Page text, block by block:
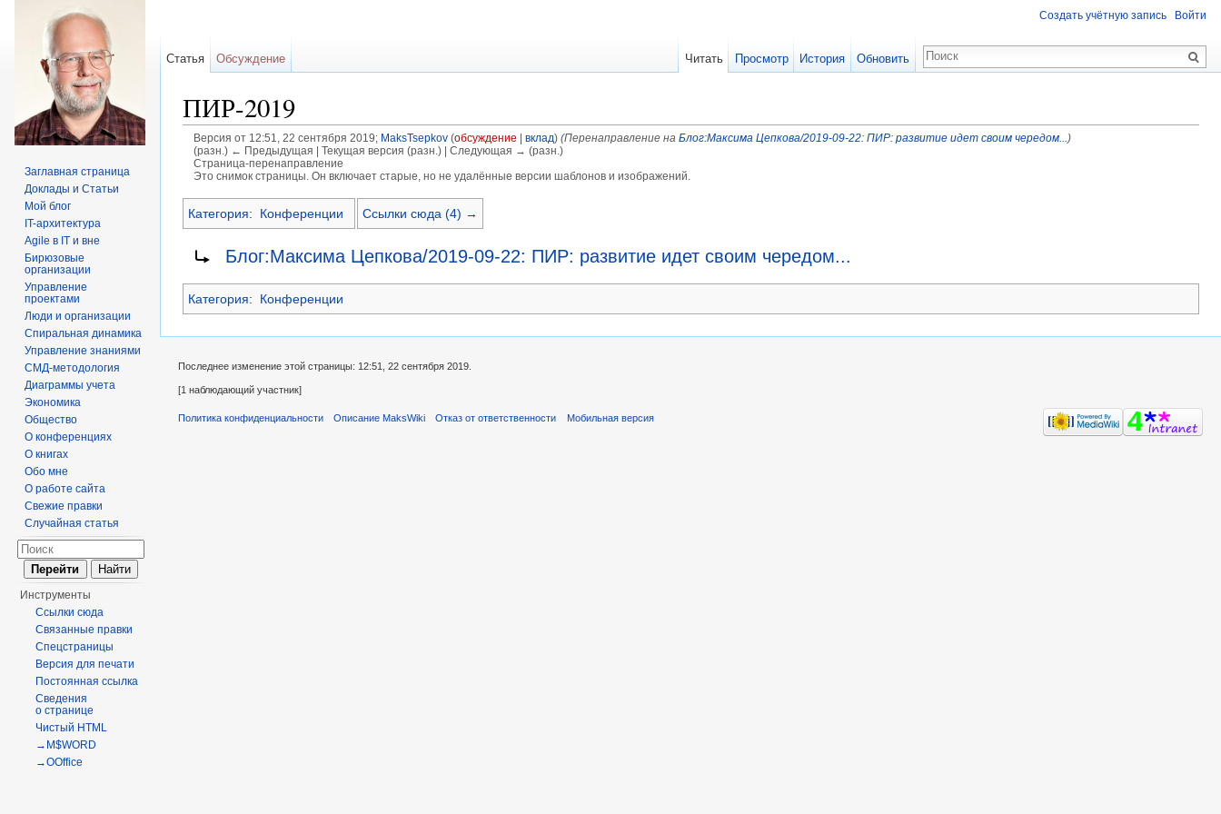
ПИР-2019
Версия от 12:51, 22 сентября 2019; MaksTsepkov (обсуждение вклад) (Перенаправление на Блог:Максима Цепкова/2019-09-22: ПИР: развитие идет своим чередом... )
(разн.) ← Предыдущая | Текущая версия (разн.) | Следующая → (разн.)
Страница-перенаправление
Это снимок страницы. Он включает старые, но не удалённые версии шаблонов и изображений.
Категория: Конференции Ссылки сюда (4) →
Блог:Максима Цепкова/2019-09-22: ПИР: развитие идет своим чередом...
Категория: Конференции
Создать учётную запись Войти
Статья Обсуждение Читать Просмотр История Обновить
Заглавная страница
Доклады и Статьи
Мой блог
IT-архитектура
Agile в IT и вне
Бирюзовые
организации
Управление
проектами
Люди и организации
Спиральная динамика
Управление знаниями
СМД-методология
Диаграммы учета
Экономика
Общество
О конференциях
О книгах
Обо мне
О работе сайта
Свежие правки
Случайная статья
Инструменты
Ссылки сюда
Связанные правки
Спецстраницы
Версия для печати
Постоянная ссылка
Сведения
о странице
Чистый HTML
→M$WORD
→OOffice
Последнее изменение этой страницы: 12:51, 22 сентября 2019.
[1 наблюдающий участник]
Политика конфиденциальности Описание MaksWiki Отказ от ответственности Мобильная версия